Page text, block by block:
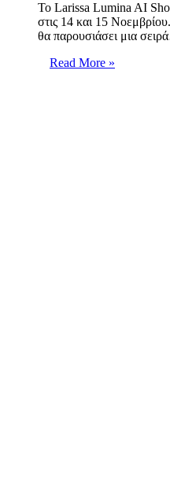
Το Larissa Lumina AI
στις 14 και 15
θα παρουσιάσει μια
Read More »